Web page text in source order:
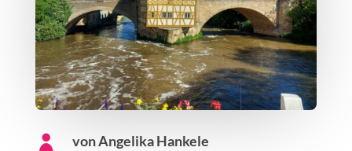
 von Angelika Hankele